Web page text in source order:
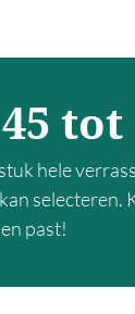
tot
hele
past!